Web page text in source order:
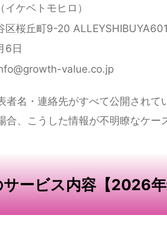
イケベトモヒロ）
区桜丘町9-20 ALLEYSHIBUYA601
6日
value.co.jp
名・連絡先がすべて公開されて
合、こうした情報が不明瞭なケ
ービス内容【2026